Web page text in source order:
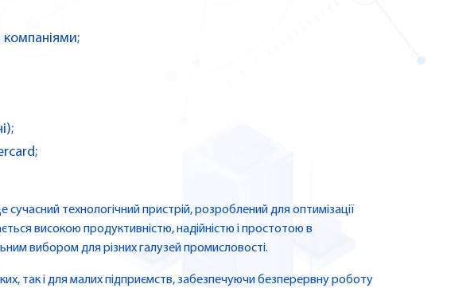
технологічний пристрій, розроблений для оптимізації
високою продуктивністю, надійністю і простотою в
вибором для різних галузей промисловості.
так і для малих підприємств, забезпечуючи безперервну роботу